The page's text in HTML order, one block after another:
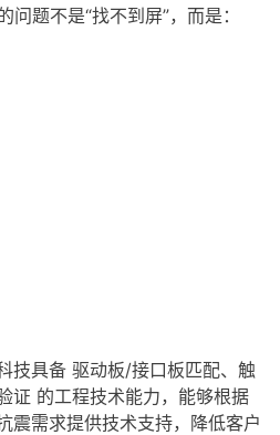
题不是“找不到屏”，而是：
技具备 驱动板/接口板匹配、触
证 的工程技术能力，能够根据
震需求提供技术支持，降低客户